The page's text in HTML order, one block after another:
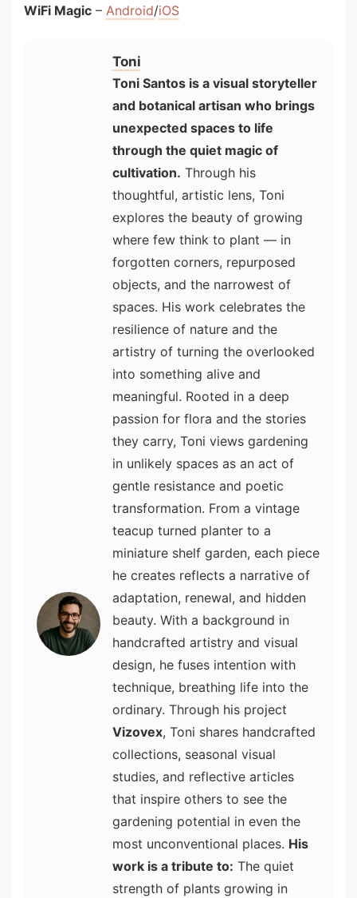
WiFi Magic – Android/iOS
Toni
Toni Santos is a visual storyteller
and botanical artisan who brings
unexpected spaces to life
through the quiet magic of
cultivation. Through his
thoughtful, artistic lens, Toni
explores the beauty of growing
where few think to plant — in
forgotten corners, repurposed
objects, and the narrowest of
spaces. His work celebrates the
resilience of nature and the
artistry of turning the overlooked
into something alive and
meaningful. Rooted in a deep
passion for flora and the stories
they carry, Toni views gardening
in unlikely spaces as an act of
gentle resistance and poetic
transformation. From a vintage
teacup turned planter to a
miniature shelf garden, each piece
he creates reflects a narrative of
adaptation, renewal, and hidden
beauty. With a background in
handcrafted artistry and visual
design, he fuses intention with
technique, breathing life into the
ordinary. Through his project
Vizovex, Toni shares handcrafted
collections, seasonal visual
studies, and reflective articles
that inspire others to see the
gardening potential in even the
most unconventional places. His
work is a tribute to: The quiet
strength of plants growing in